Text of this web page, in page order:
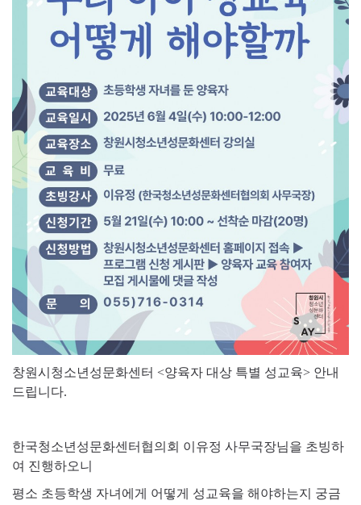
창원시청소년성문화센터 <양육자 대상 특별 성교육> 안내
드립니다.
한국청소년성문화센터협의회 이유정 사무국장님을 초빙하
여 진행하오니
평소 초등학생 자녀에게 어떻게 성교육을 해야하는지 궁금